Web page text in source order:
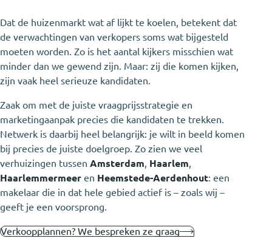
Dat de huizenmarkt wat af lijkt te koelen, betekent dat
de verwachtingen van verkopers soms wat bijgesteld
moeten worden. Zo is het aantal kijkers misschien wat
minder dan we gewend zijn. Maar: zij die komen kijken,
zijn vaak heel serieuze kandidaten.
Zaak om met de juiste vraagprijsstrategie en
marketingaanpak precies die kandidaten te trekken.
Netwerk is daarbij heel belangrijk: je wilt in beeld komen
bij precies de juiste doelgroep. Zo zien we veel
verhuizingen tussen Amsterdam, Haarlem,
Haarlemmermeer en Heemstede-Aerdenhout: een
makelaar die in dat hele gebied actief is – zoals wij –
geeft je een voorsprong.
Verkoopplannen? We bespreken ze graag